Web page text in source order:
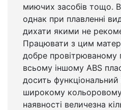
миючих засобів тощо.
однак при плавленні
дихати якими не
Працювати з цим
добре провітрюваному
всьому іншому ABS
досить
широкому кольоровому
наявності величезна